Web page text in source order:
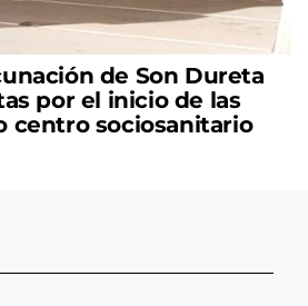
de Son Dureta
por el inicio de las
centro sociosanitario